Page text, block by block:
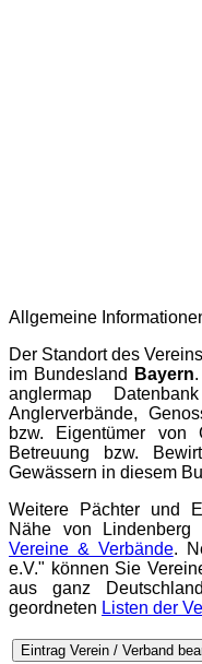
Allgemeine
Der Standort des Vereins
im Bundesland
Bayern
anglermap
Anglerverbände,
bzw. Eigentümer von
Betreuung bzw.
Gewässern in diesem
Weitere Pächter und
Nähe von
Vereine & Verbände.
e.V." können Sie
aus ganz
geordneten Listen der
Eintrag Verein / Verband